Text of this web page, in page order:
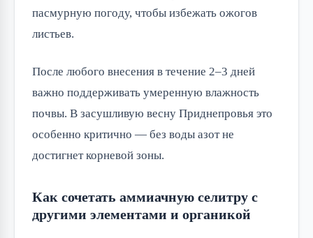
пасмурную погоду, чтобы избежать ожогов
листьев.
После любого внесения в течение 2–3 дней
важно поддерживать умеренную влажность
почвы. В засушливую весну Приднепровья это
особенно критично — без воды азот не
достигнет корневой зоны.
Как сочетать аммиачную селитру с
другими элементами и органикой